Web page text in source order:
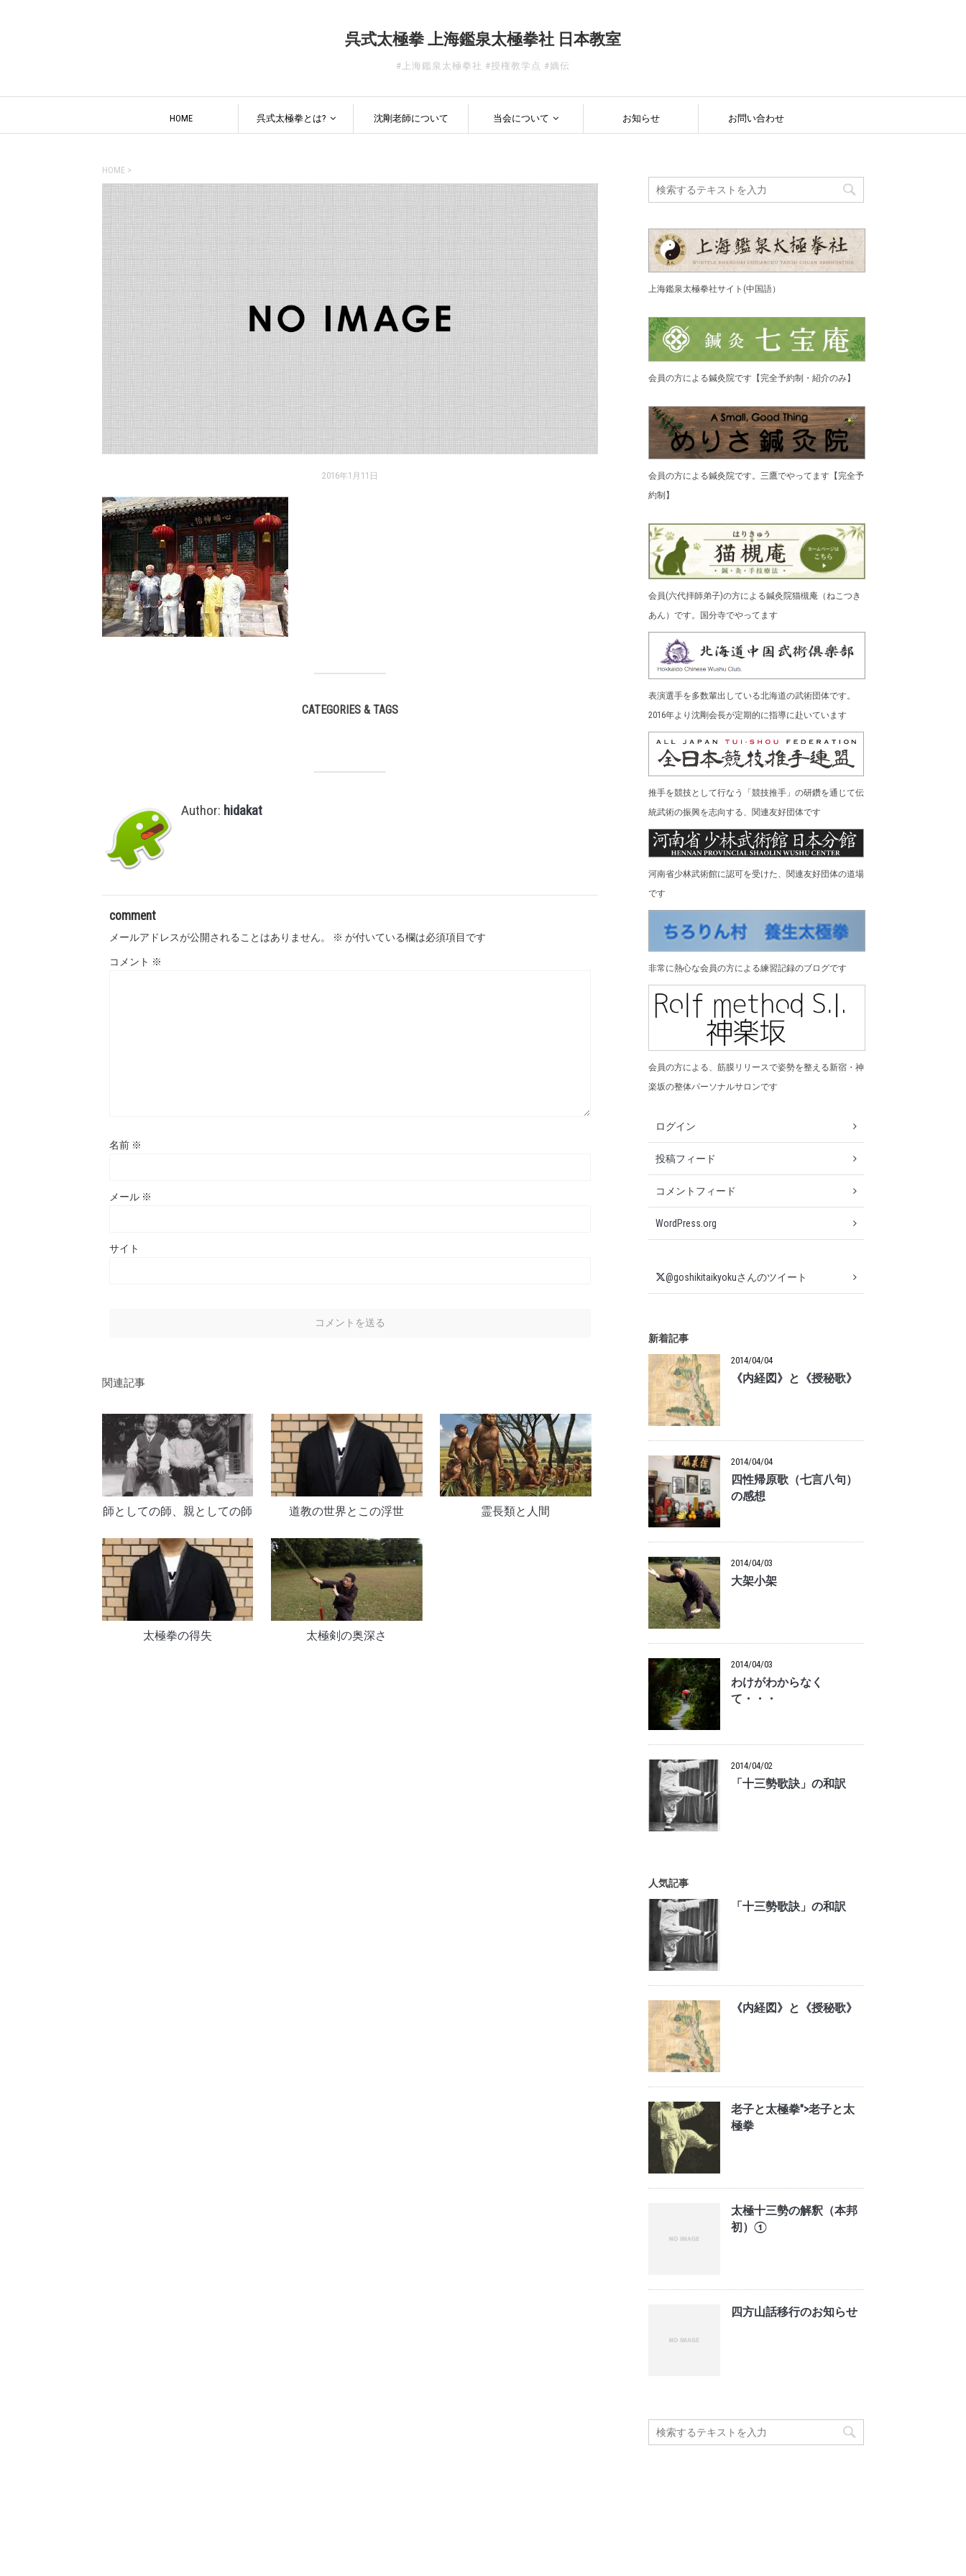
呉式太極拳 上海鑑泉太極拳社 日本教室
#上海鑑泉太極拳社 #授権教学点 #嫡伝
HOME 呉式太極拳とは? 沈剛老師について 当会について お知らせ お問い合わせ
HOME >
2016年1月11日
CATEGORIES & TAGS
Author: hidakat
comment
メールアドレスが公開されることはありません。 ※ が付いている欄は必須項目です
コメント ※
名前 ※
メール ※
サイト
関連記事
師としての師、親としての師 道教の世界とこの浮世 霊長類と人間
太極拳の得失 太極剣の奥深さ
上海鑑泉太極拳社サイト(中国語）
会員の方による鍼灸院です【完全予約制・紹介のみ】
会員の方による鍼灸院です。三鷹でやってます【完全予
約制】
会員(六代拝師弟子)の方による鍼灸院猫槻庵（ねこつき
あん）です。国分寺でやってます
表演選手を多数輩出している北海道の武術団体です。
2016年より沈剛会長が定期的に指導に赴いています
推手を競技として行なう「競技推手」の研鑽を通じて伝
統武術の振興を志向する、関連友好団体です
河南省少林武術館に認可を受けた、関連友好団体の道場
です
非常に熱心な会員の方による練習記録のブログです
会員の方による、筋膜リリースで姿勢を整える新宿・神
楽坂の整体パーソナルサロンです
ログイン
投稿フィード
コメントフィード
WordPress.org
@goshikitaikyokuさんのツイート
新着記事
2014/04/04
《内経図》と《授秘歌》
2014/04/04
四性帰原歌（七言八句）
の感想
2014/04/03
大架小架
2014/04/03
わけがわからなく
て・・・
2014/04/02
「十三勢歌訣」の和訳
人気記事
「十三勢歌訣」の和訳
《内経図》と《授秘歌》
老子と太極拳">老子と太
極拳
太極十三勢の解釈（本邦
初）①
四方山話移行のお知らせ